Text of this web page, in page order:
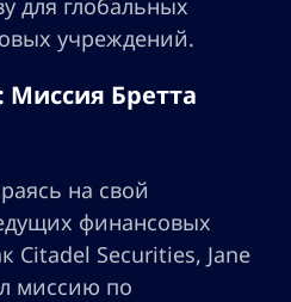
для глобальных
учреждений.
Миссия Бретта
на свой
финансовых
Citadel Securities, Jane
миссию по